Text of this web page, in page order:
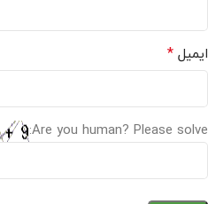
ایمیل *
Are you human? Please solve: